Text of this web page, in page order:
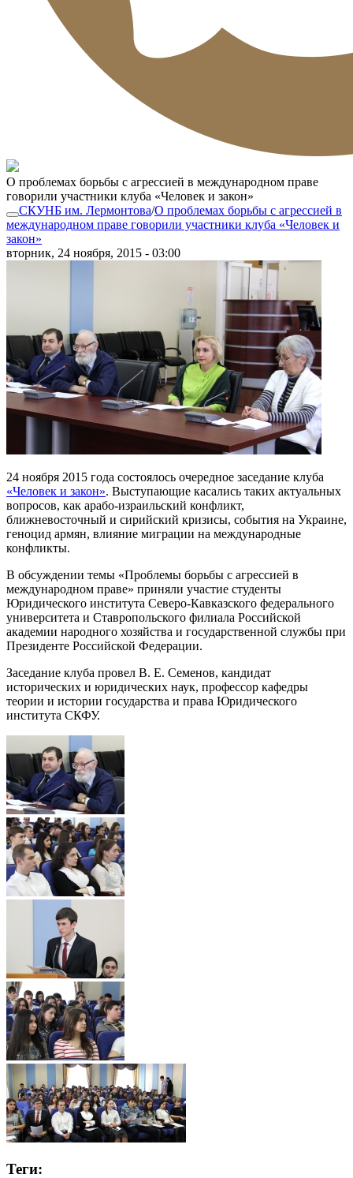
О проблемах борьбы с агрессией в международном праве
говорили участники клуба «Человек и закон»
СКУНБ им. Лермонтова/О проблемах борьбы с агрессией в
международном праве говорили участники клуба «Человек и
закон»
вторник, 24 ноября, 2015 - 03:00
24 ноября 2015 года состоялось очередное заседание клуба
«Человек и закон». Выступающие касались таких актуальных
вопросов, как арабо-израильский конфликт,
ближневосточный и сирийский кризисы, события на Украине,
геноцид армян, влияние миграции на международные
конфликты.
В обсуждении темы «Проблемы борьбы с агрессией в
международном праве» приняли участие студенты
Юридического института Северо-Кавказского федерального
университета и Ставропольского филиала Российской
академии народного хозяйства и государственной службы при
Президенте Российской Федерации.
Заседание клуба провел В. Е. Семенов, кандидат
исторических и юридических наук, профессор кафедры
теории и истории государства и права Юридического
института СКФУ.
Теги: